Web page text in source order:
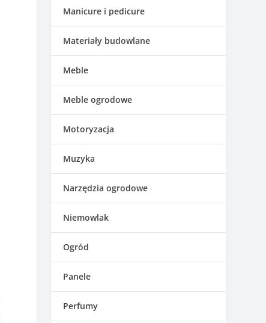
Manicure i pedicure
Materiały budowlane
Meble
Meble ogrodowe
Motoryzacja
Muzyka
Narzędzia ogrodowe
Niemowlak
Ogród
Panele
Perfumy